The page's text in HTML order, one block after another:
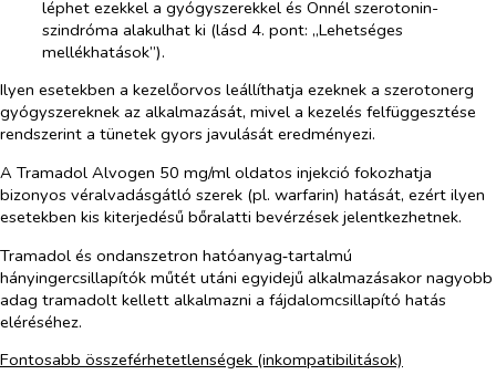
léphet ezekkel a gyógyszerekkel és Önnél szerotonin-
szindróma alakulhat ki (lásd 4. pont: „Lehetséges
mellékhatások”).
Ilyen esetekben a kezelőorvos leállíthatja ezeknek a szerotonerg
gyógyszereknek az alkalmazását, mivel a kezelés felfüggesztése
rendszerint a tünetek gyors javulását eredményezi.
A Tramadol Alvogen 50 mg/ml oldatos injekció fokozhatja
bizonyos véralvadásgátló szerek (pl. warfarin) hatását, ezért ilyen
esetekben kis kiterjedésű bőralatti bevérzések jelentkezhetnek.
Tramadol és ondanszetron hatóanyag‑tartalmú
hányingercsillapítók műtét utáni egyidejű alkalmazásakor nagyobb
adag tramadolt kellett alkalmazni a fájdalomcsillapító hatás
eléréséhez.
Fontosabb összeférhetetlenségek (inkompatibilitások)